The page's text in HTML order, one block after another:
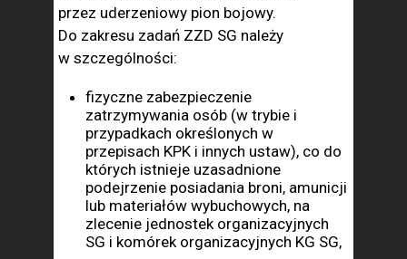
przez uderzeniowy pion bojowy.
Do zakresu zadań ZZD SG należy
w szczególności:
fizyczne zabezpieczenie
zatrzymywania osób (w trybie i
przypadkach określonych w
przepisach KPK i innych ustaw), co do
których istnieje uzasadnione
podejrzenie posiadania broni, amunicji
lub materiałów wybuchowych, na
zlecenie jednostek organizacyjnych
SG i komórek organizacyjnych KG SG,